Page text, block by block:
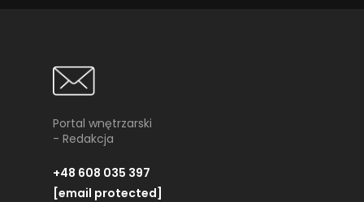
Portal wnętrzarski
- Redakcja
+48 608 035 397
[email protected]